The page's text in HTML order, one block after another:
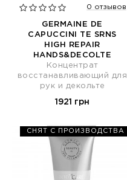
0 отзывов
GERMAINE DE
CAPUCCINI TE SRNS
HIGH REPAIR
HANDS&DECOLTE
Концентрат
восстанавливающий для
рук и декольте
1921 грн
СНЯТ С ПРОИЗВОДСТВА